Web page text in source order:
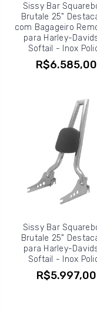
Sissy Bar
Brutale 25"
com Bagageiro
para Harley-
Softail - Inox
R$6.585,00
Sissy Bar
Brutale 25"
para Harley-
Softail - Inox
R$5.997,00